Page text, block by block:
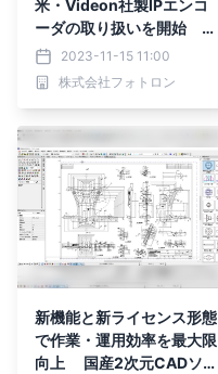
米・Videon社製IPエンコ
ーダの取り扱いを開始
パブリックインターネット
回線利用の映像伝送を サ
ブスクリプションで手軽に
2023-11-15 11:00
株式会社フォトロン
新機能と新ライセンス形態
で作業・運用効率を最大限
向上 国産2次元CADソ